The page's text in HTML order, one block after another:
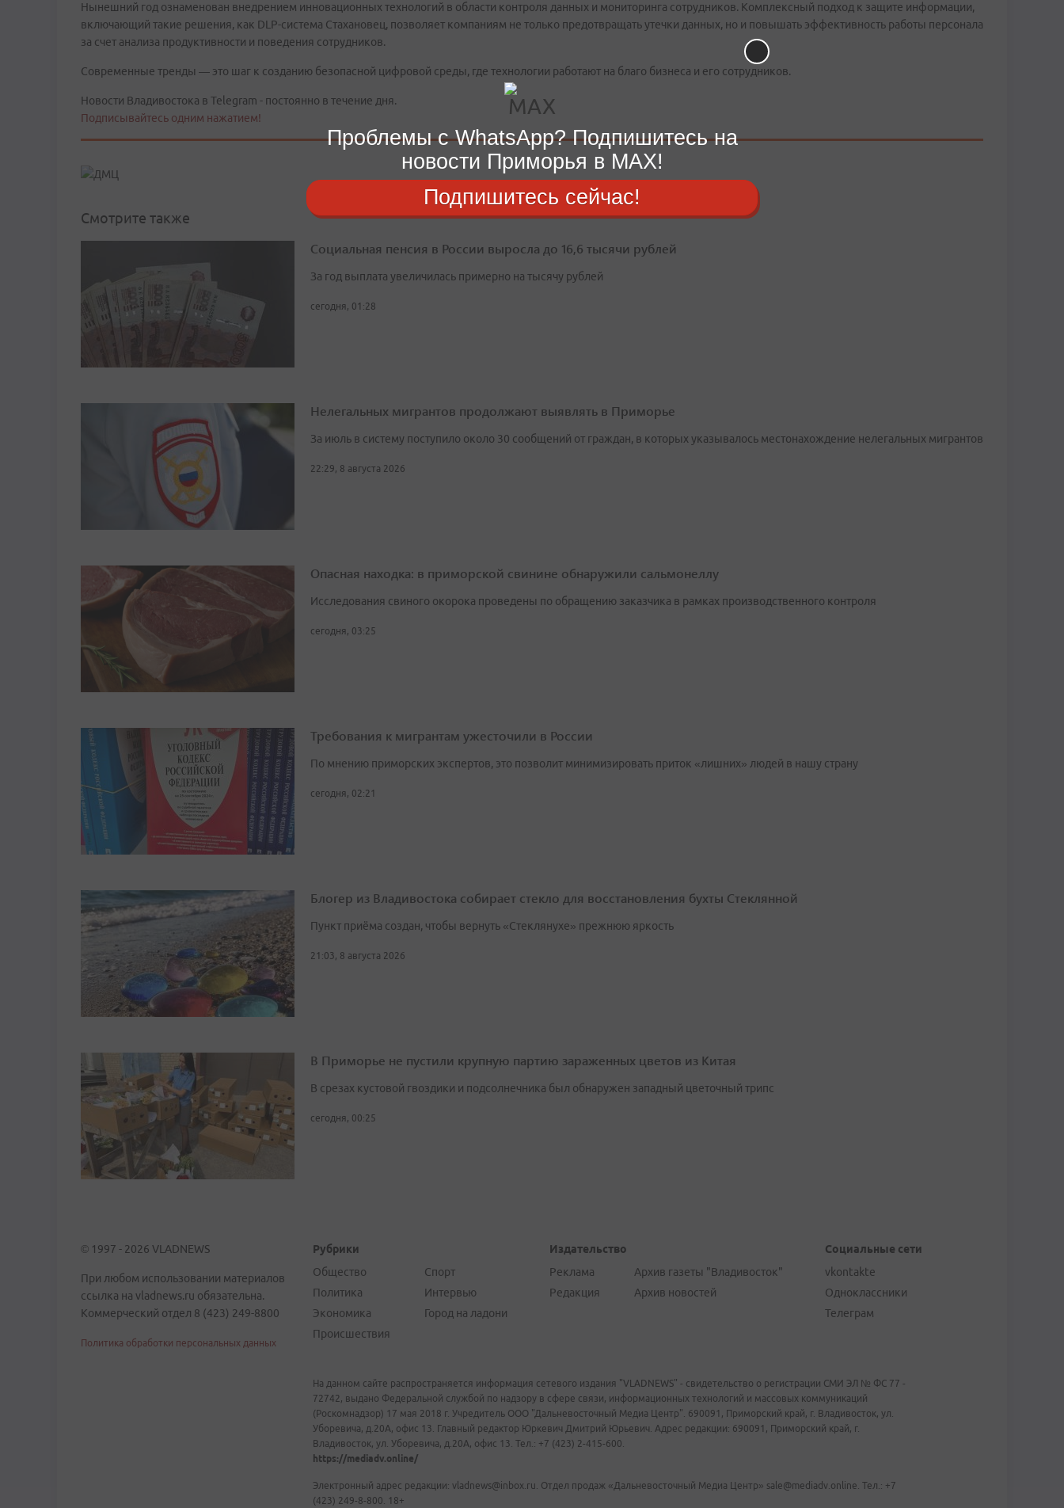
Нынешний год ознаменован внедрением инновационных технологий в области контроля данных и мониторинга сотрудников. Комплексный подход к защите информации,
включающий такие решения, как DLP-система Стахановец, позволяет компаниям не только предотвращать утечки данных, но и повышать эффективность работы персонала
за счет анализа продуктивности и поведения сотрудников.
Современные тренды — это шаг к созданию безопасной цифровой среды, где технологии работают на благо бизнеса и его сотрудников.
Новости Владивостока в Telegram - постоянно в течение дня.
Подписывайтесь одним нажатием!
Смотрите также
Социальная пенсия в России выросла до 16,6 тысячи рублей
За год выплата увеличилась примерно на тысячу рублей
сегодня, 01:28
Нелегальных мигрантов продолжают выявлять в Приморье
За июль в систему поступило около 30 сообщений от граждан, в которых указывалось местонахождение нелегальных мигрантов
22:29, 8 августа 2026
Опасная находка: в приморской свинине обнаружили сальмонеллу
Исследования свиного окорока проведены по обращению заказчика в рамках производственного контроля
сегодня, 03:25
Требования к мигрантам ужесточили в России
По мнению приморских экспертов, это позволит минимизировать приток «лишних» людей в нашу страну
сегодня, 02:21
Блогер из Владивостока собирает стекло для восстановления бухты Стеклянной
Пункт приёма создан, чтобы вернуть «Стеклянухе» прежнюю яркость
21:03, 8 августа 2026
В Приморье не пустили крупную партию зараженных цветов из Китая
В срезах кустовой гвоздики и подсолнечника был обнаружен западный цветочный трипс
сегодня, 00:25
© 1997 - 2026 VLADNEWS
При любом использовании материалов
ссылка на vladnews.ru обязательна.
Коммерческий отдел 8 (423) 249-8800
Политика обработки персональных данных
Рубрики
Общество
Политика
Экономика
Происшествия
Спорт
Интервью
Город на ладони
Издательство
Реклама
Редакция
Архив газеты "Владивосток"
Архив новостей
Социальные сети
vkontakte
Одноклассники
Телеграм
На данном сайте распространяется информация сетевого издания "VLADNEWS" - свидетельство о регистрации СМИ ЭЛ № ФС 77 -
72742, выдано Федеральной службой по надзору в сфере связи, информационных технологий и массовых коммуникаций
(Роскомнадзор) 17 мая 2018 г. Учредитель ООО "Дальневосточный Медиа Центр". 690091, Приморский край, г. Владивосток, ул.
Уборевича, д.20А, офис 13. Главный редактор Юркевич Дмитрий Юрьевич. Адрес редакции: 690091, Приморский край, г.
Владивосток, ул. Уборевича, д.20А, офис 13. Тел.: +7 (423) 2-415-600.
https://mediadv.online/
Электронный адрес редакции: vladnews@inbox.ru. Отдел продаж «Дальневосточный Медиа Центр» sale@mediadv.online. Тел.: +7
(423) 249-8-800. 18+
Проблемы с WhatsApp? Подпишитесь на
новости Приморья в MAX!
Подпишитесь сейчас!